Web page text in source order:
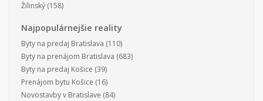
Žilinský (158)
Najpopulárnejšie reality
Byty na predaj Bratislava (110)
Byty na prenájom Bratislava (683)
Byty na predaj Košice (39)
Prenájom bytu Košice (16)
Novostavby v Bratislave (84)